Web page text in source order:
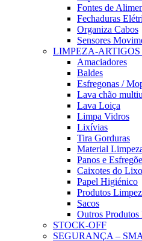
Fontes de
Fechaduras
Organiza Cabos
Sensores
LIMPEZA-ARTIGOS
Amaciadores
Baldes
Esfregonas /
Lava chão
Lava Loiça
Limpa Vidros
Lixívias
Tira Gorduras
Material
Panos e
Caixotes do Lixo
Papel Higiénico
Produtos
Sacos
Outros Produtos
STOCK-OFF
SEGURANÇA –